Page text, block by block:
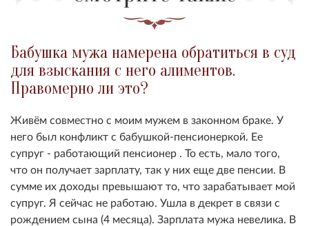
Бабушка мужа намерена обратиться в суд
для взыскания с него алиментов.
Правомерно ли это?
Живём совместно с моим мужем в законном браке. У
него был конфликт с бабушкой-пенсионеркой. Ее
супруг - работающий пенсионер . То есть, мало того,
что он получает зарплату, так у них еще две пенсии. В
сумме их доходы превышают то, что зарабатывает мой
супруг. Я сейчас не работаю. Ушла в декрет в связи с
рождением сына (4 месяца). Зарплата мужа невелика. В